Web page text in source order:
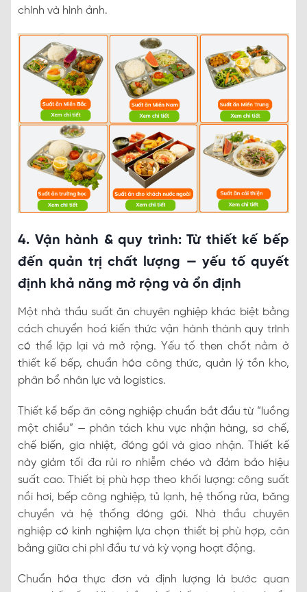
chính và hình ảnh.
4. Vận hành & quy trình: Từ thiết kế bếp
đến quản trị chất lượng — yếu tố quyết
định khả năng mở rộng và ổn định
Một nhà thầu suất ăn chuyên nghiệp khác biệt bằng
cách chuyển hoá kiến thức vận hành thành quy trình
có thể lặp lại và mở rộng. Yếu tố then chốt nằm ở
thiết kế bếp, chuẩn hóa công thức, quản lý tồn kho,
phân bổ nhân lực và logistics.
Thiết kế bếp ăn công nghiệp chuẩn bắt đầu từ “luồng
một chiều” — phân tách khu vực nhận hàng, sơ chế,
chế biến, gia nhiệt, đóng gói và giao nhận. Thiết kế
này giảm tối đa rủi ro nhiễm chéo và đảm bảo hiệu
suất cao. Thiết bị phù hợp theo khối lượng: công suất
nồi hơi, bếp công nghiệp, tủ lạnh, hệ thống rửa, băng
chuyền và hệ thống đóng gói. Nhà thầu chuyên
nghiệp có kinh nghiệm lựa chọn thiết bị phù hợp, cân
bằng giữa chi phí đầu tư và kỳ vọng hoạt động.
Chuẩn hóa thực đơn và định lượng là bước quan